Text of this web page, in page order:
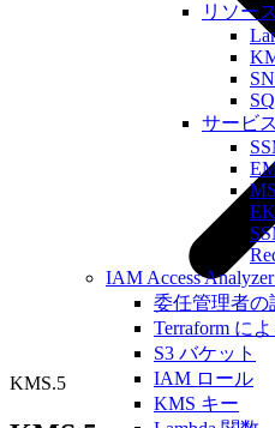
リソー
サービ
IAM Access Analyzer
委任管理者の
Terraform に
S3 バケット
IAM ロール
KMS キー
KMS.5